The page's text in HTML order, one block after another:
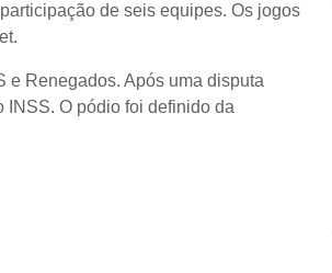
de seis equipes. Os jogos
e Renegados. Após uma disputa
INSS. O pódio foi definido da